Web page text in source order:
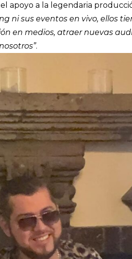
apoyo a la legendaria
ni sus eventos en vivo, ellos
en medios, atraer nuevas
.